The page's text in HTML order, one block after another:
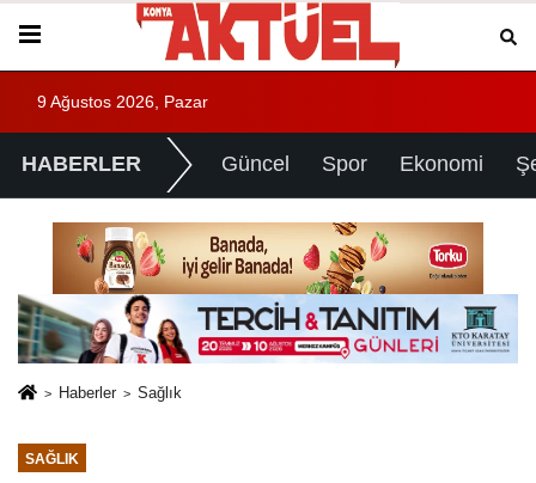
9 Ağustos 2026, Pazar
HABERLER Güncel Spor Ekonomi
Haberler Sağlık
SAĞLIK